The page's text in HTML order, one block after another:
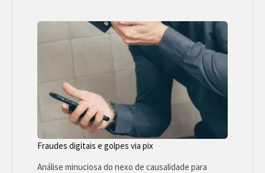
Fraudes digitais e golpes via pix
Análise minuciosa do nexo de causalidade para